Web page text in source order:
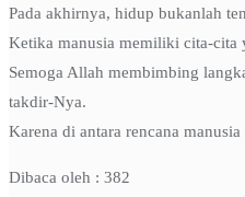
Pada akhirnya, hidup bukanlah
Ketika manusia memiliki cita-cita
Semoga Allah membimbing
takdir-Nya.
Karena di antara rencana
Dibaca oleh : 382